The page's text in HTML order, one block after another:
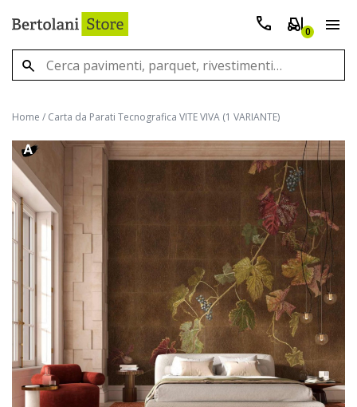
0
Home / Carta da Parati Tecnografica VITE VIVA (1 VARIANTE)